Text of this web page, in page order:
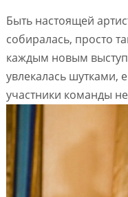
Быть настоящей
собиралась, просто
каждым новым
увлекалась шутками,
участники команды